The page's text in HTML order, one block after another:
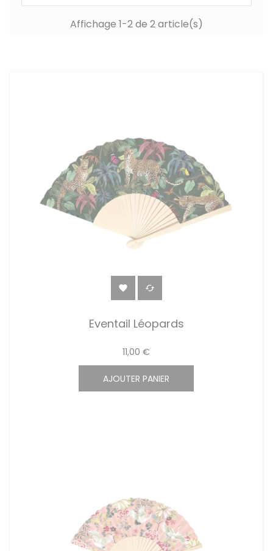
Affichage 1-2 de 2 article(s)
 
Eventail Léopards
11,00 €
AJOUTER PANIER